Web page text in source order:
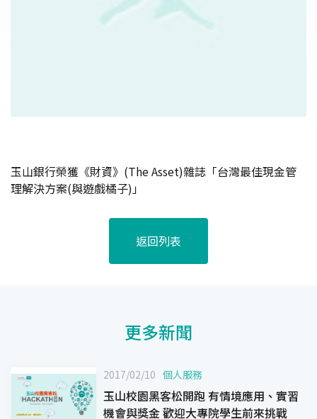
玉山銀行榮獲《財資》(The Asset)雜誌「台灣最佳現金管
理解決方案(與遊戲橘子)」
返回列表
更多新聞
2017/02/10 個人服務
玉山校園黑客松開跑 有情境應用、實習
機會與獎金 歡迎大專院學生前來挑戰